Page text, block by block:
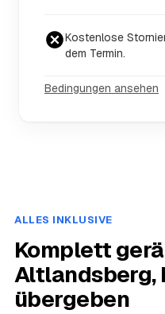
Kostenlose
dem Termin.
Bedingungen ansehen
ALLES INKLUSIVE
Komplett
Altlandsberg,
übergeben